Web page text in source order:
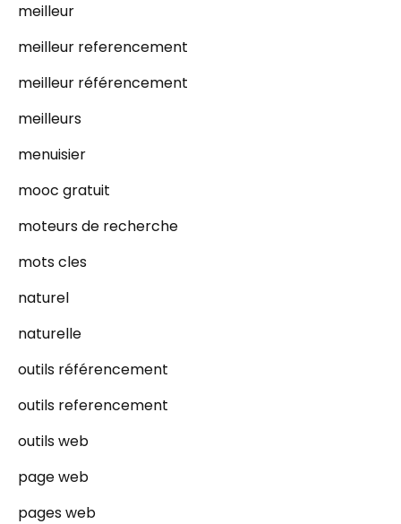
meilleur
meilleur referencement
meilleur référencement
meilleurs
menuisier
mooc gratuit
moteurs de recherche
mots cles
naturel
naturelle
outils référencement
outils referencement
outils web
page web
pages web